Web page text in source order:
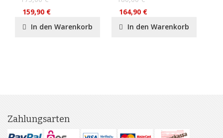
159,90 €
In den Warenkorb
164,90 €
In den Warenkorb
Zahlungsarten